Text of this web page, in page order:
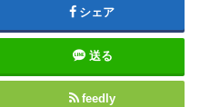
シェア
送る
feedly